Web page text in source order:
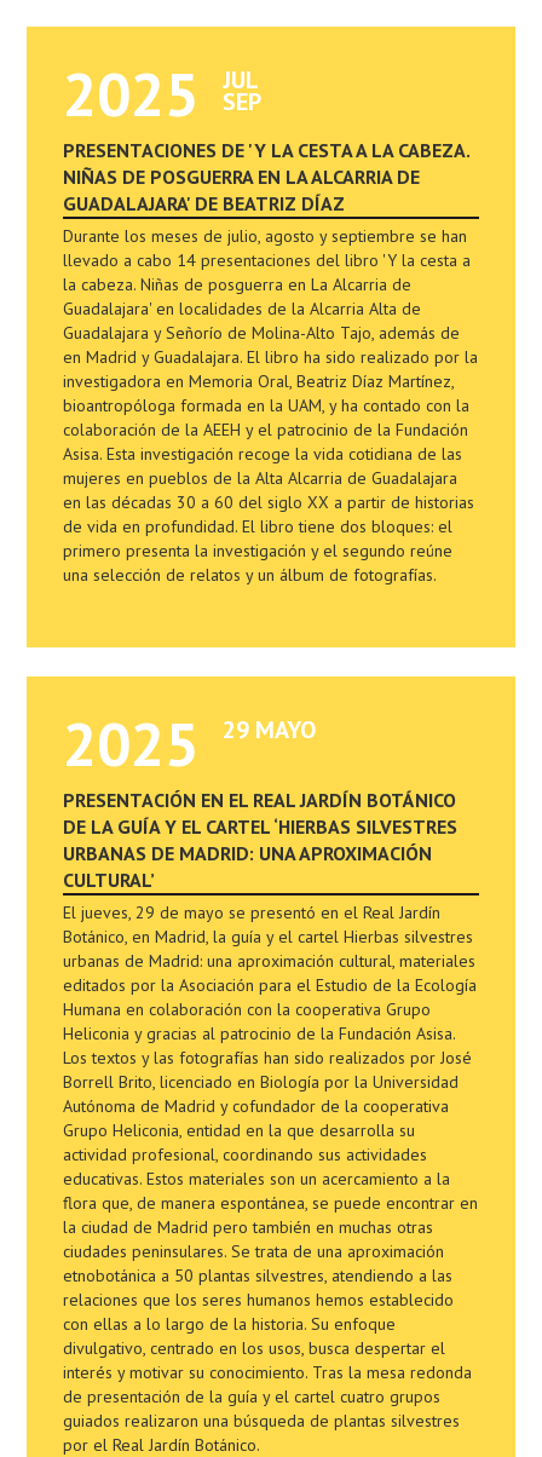
2025 JUL
SEP
PRESENTACIONES DE 'Y LA CESTA A LA CABEZA.
NIÑAS DE POSGUERRA EN LA ALCARRIA DE
GUADALAJARA' DE BEATRIZ DÍAZ
Durante los meses de julio, agosto y septiembre se han
llevado a cabo 14 presentaciones del libro 'Y la cesta a
la cabeza. Niñas de posguerra en La Alcarria de
Guadalajara' en localidades de la Alcarria Alta de
Guadalajara y Señorío de Molina-Alto Tajo, además de
en Madrid y Guadalajara. El libro ha sido realizado por la
investigadora en Memoria Oral, Beatriz Díaz Martínez,
bioantropóloga formada en la UAM, y ha contado con la
colaboración de la AEEH y el patrocinio de la Fundación
Asisa. Esta investigación recoge la vida cotidiana de las
mujeres en pueblos de la Alta Alcarria de Guadalajara
en las décadas 30 a 60 del siglo XX a partir de historias
de vida en profundidad. El libro tiene dos bloques: el
primero presenta la investigación y el segundo reúne
una selección de relatos y un álbum de fotografías.
2025 29 MAYO
PRESENTACIÓN EN EL REAL JARDÍN BOTÁNICO
DE LA GUÍA Y EL CARTEL ‘HIERBAS SILVESTRES
URBANAS DE MADRID: UNA APROXIMACIÓN
CULTURAL’
El jueves, 29 de mayo se presentó en el Real Jardín
Botánico, en Madrid, la guía y el cartel Hierbas silvestres
urbanas de Madrid: una aproximación cultural, materiales
editados por la Asociación para el Estudio de la Ecología
Humana en colaboración con la cooperativa Grupo
Heliconia y gracias al patrocinio de la Fundación Asisa.
Los textos y las fotografías han sido realizados por José
Borrell Brito, licenciado en Biología por la Universidad
Autónoma de Madrid y cofundador de la cooperativa
Grupo Heliconia, entidad en la que desarrolla su
actividad profesional, coordinando sus actividades
educativas. Estos materiales son un acercamiento a la
flora que, de manera espontánea, se puede encontrar en
la ciudad de Madrid pero también en muchas otras
ciudades peninsulares. Se trata de una aproximación
etnobotánica a 50 plantas silvestres, atendiendo a las
relaciones que los seres humanos hemos establecido
con ellas a lo largo de la historia. Su enfoque
divulgativo, centrado en los usos, busca despertar el
interés y motivar su conocimiento. Tras la mesa redonda
de presentación de la guía y el cartel cuatro grupos
guiados realizaron una búsqueda de plantas silvestres
por el Real Jardín Botánico.